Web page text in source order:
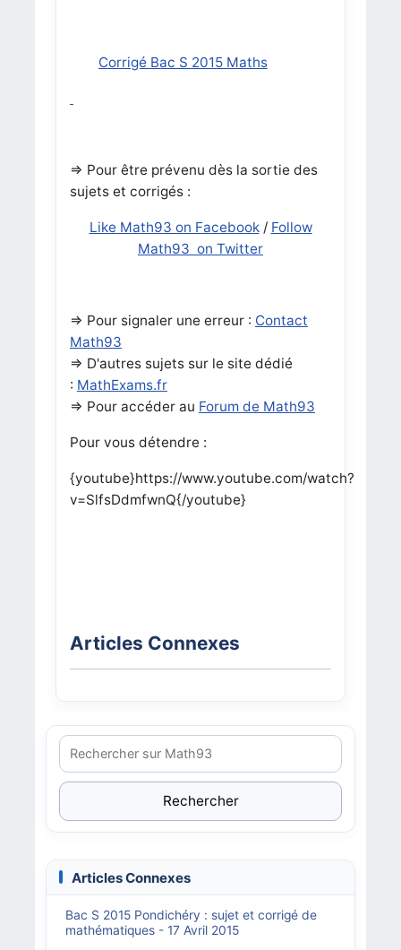
Corrigé Bac S 2015 Maths
=> Pour être prévenu dès la sortie des
sujets et corrigés :
Like Math93 on Facebook/ Follow
Math93 on Twitter
=> Pour signaler une erreur : Contact
Math93
=> D'autres sujets sur le site dédié
: MathExams.fr
=> Pour accéder au Forum de Math93
Pour vous détendre :
{youtube}https://www.youtube.com/watch?
v=SlfsDdmfwnQ{/youtube}
Articles Connexes
Rechercher
Articles Connexes
Bac S 2015 Pondichéry : sujet et corrigé de
mathématiques - 17 Avril 2015